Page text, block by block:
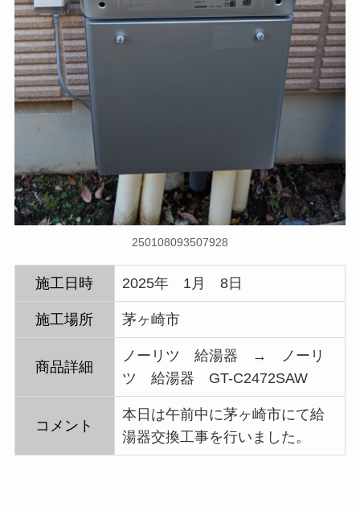
250108093507928
施工日時 2025年 1月 8日
施工場所 茅ヶ崎市
商品詳細
ノーリツ 給湯器 → ノーリ
ツ 給湯器 GT-C2472SAW
コメント
本日は午前中に茅ヶ崎市にて給
湯器交換工事を行いました。